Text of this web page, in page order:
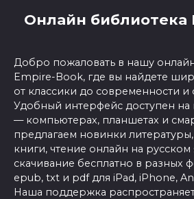
Онлайн библиотека
Добро пожаловать в нашу
Empire-Book, где вы найдете
от классики до современности и
Удобный интерфейс доступен на
— компьютерах, планшетах и
предлагаем новинки
книги, чтение онлайн на русском
скачивание бесплатно в разных
epub, txt и pdf для iPad, iPhone,
Наша поддержка